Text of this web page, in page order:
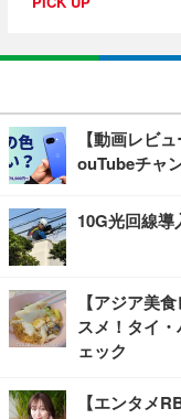
【動画レビ
ouTubeチャ
10G光回線導
【アジア美
スメ！タイ
ェック
【エンタメ